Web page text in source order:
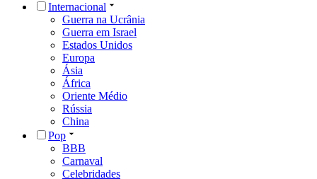
Internacional
Guerra na Ucrânia
Guerra em Israel
Estados Unidos
Europa
Ásia
África
Oriente Médio
Rússia
China
Pop
BBB
Carnaval
Celebridades